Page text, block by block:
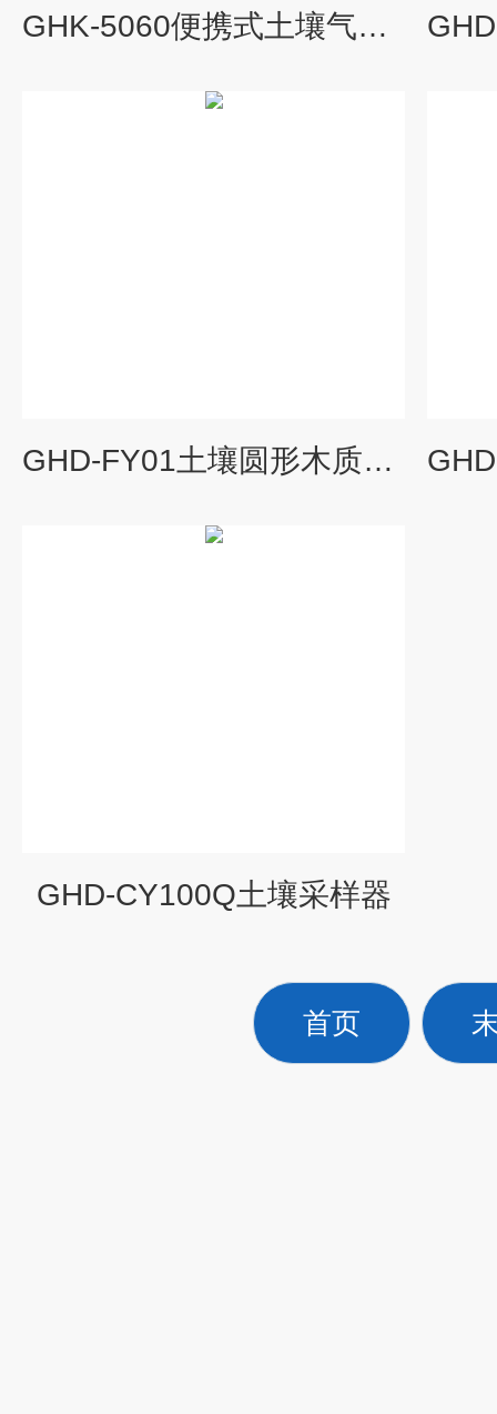
GHK-5060便携式土壤气体VOCs综合采样检测仪
GHD-FY01土壤圆形木质分样器
GHD-CY100Q土壤采样器
首页